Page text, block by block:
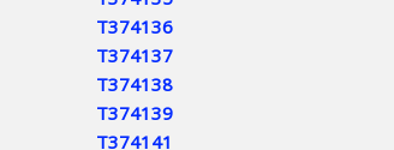
T374136
T374137
T374138
T374139
T374141